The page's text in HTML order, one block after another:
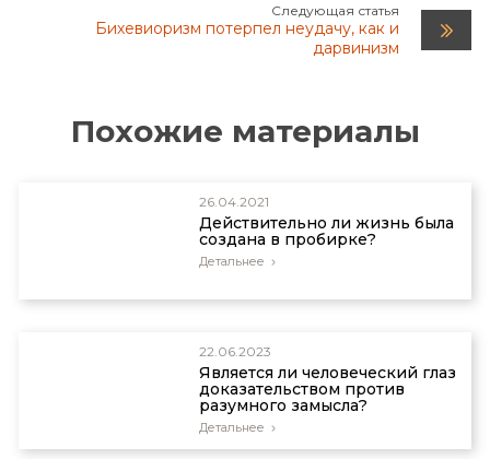
Следующая статья
Бихевиоризм потерпел неудачу, как и
дарвинизм
Похожие материалы
26.04.2021
Действительно ли жизнь была
создана в пробирке?
Детальнее
22.06.2023
Является ли человеческий глаз
доказательством против
разумного замысла?
Детальнее